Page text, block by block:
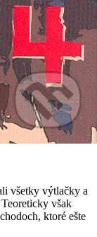
všetky výtlačky a
však
ktoré ešte